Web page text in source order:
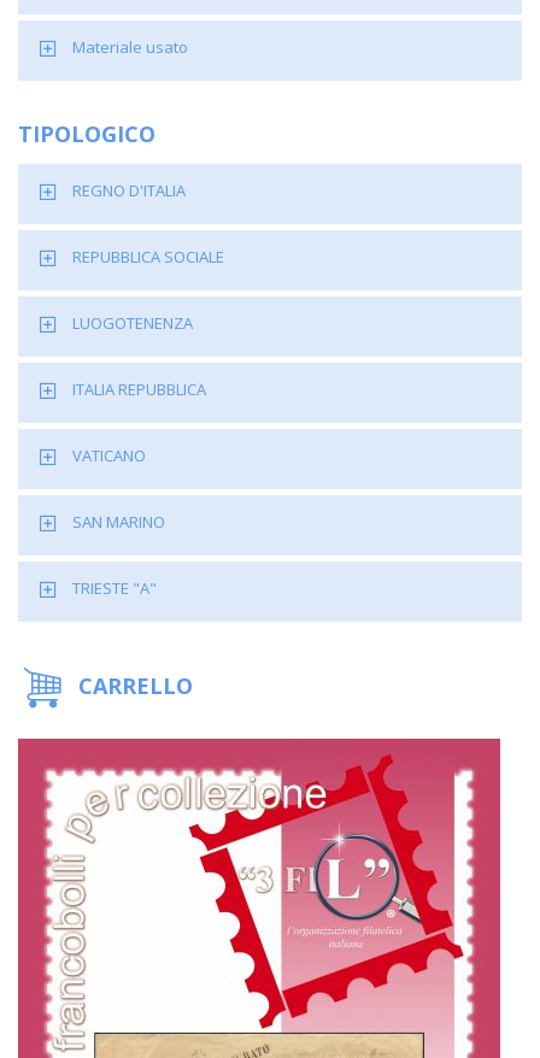
Materiale usato
TIPOLOGICO
REGNO D'ITALIA
REPUBBLICA SOCIALE
LUOGOTENENZA
ITALIA REPUBBLICA
VATICANO
SAN MARINO
TRIESTE "A"
CARRELLO